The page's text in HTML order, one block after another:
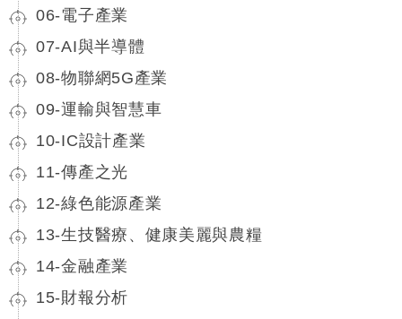
06-電子產業
07-AI與半導體
08-物聯網5G產業
09-運輸與智慧車
10-IC設計產業
11-傳產之光
12-綠色能源產業
13-生技醫療、健康美麗與農糧
14-金融產業
15-財報分析